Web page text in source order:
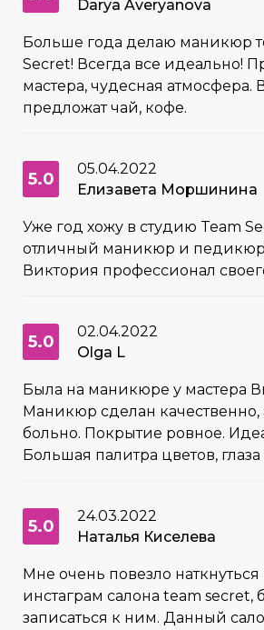
Darya Averyanova
Больше года делаю маникюр
Secret! Всегда все идеально!
мастера, чудесная атмосфера.
предложат чай, кофе.
5.0
05.04.2022
Елизавета Моршинина
Уже год хожу в студию Team
отличный маникюр и
Виктория профессионал
5.0
02.04.2022
Olga L
Была на маникюре у мастера
Маникюр сделан качественно,
больно. Покрытие ровное.
Большая палитра цветов, глаза
5.0
24.03.2022
Наталья Киселева
Мне очень повезло
инстаграм салона team secret,
записаться к ним. Данный